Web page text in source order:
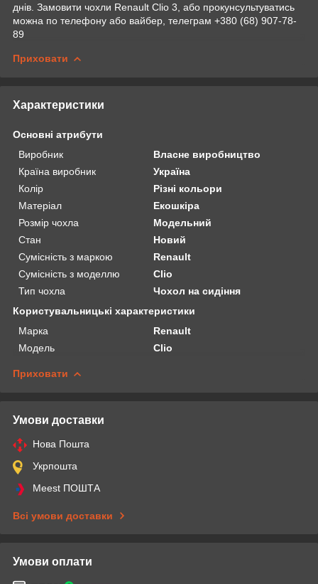
днів. Замовити чохли Renault Clio 3, або прокунсультуватись
можна по телефону або вайбер, телеграм +380 (68) 907-78-
89
Приховати
Характеристики
Основні атрибути
Виробник
Власне виробництво
Країна виробник
Україна
Колір
Різні кольори
Матеріал
Екошкіра
Розмір чохла
Модельний
Стан
Новий
Сумісність з маркою
Renault
Сумісність з моделлю
Clio
Тип чохла
Чохол на сидіння
Користувальницькі характеристики
Марка
Renault
Модель
Clio
Приховати
Умови доставки
Нова Пошта
Укрпошта
Meest ПОШТА
Всі умови доставки
Умови оплати